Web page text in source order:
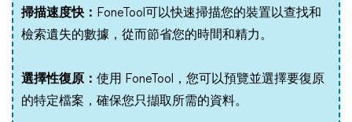
掃描速度快： FoneTool可以快速掃描您的裝置以查找和
檢索遺失的數據，從而節省您的時間和精力。
選擇性復原： 使用 FoneTool，您可以預覽並選擇要復原
的特定檔案，確保您只擷取所需的資料。